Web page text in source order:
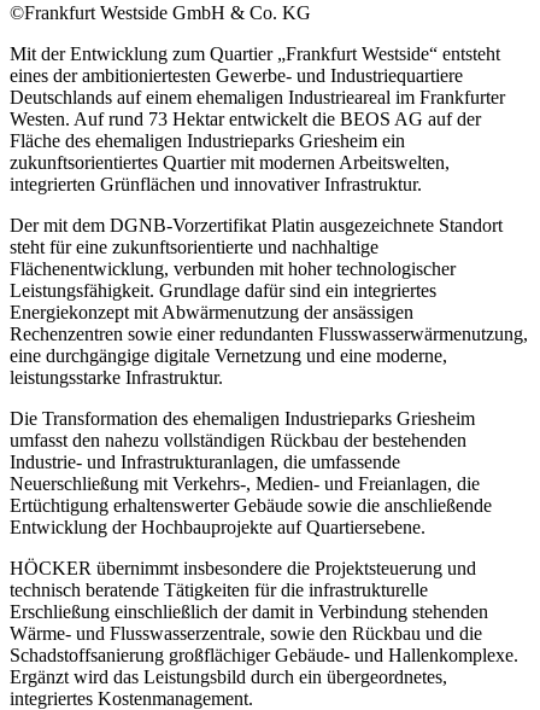
©Frankfurt Westside GmbH & Co. KG
Mit der Entwicklung zum Quartier „Frankfurt Westside“ entsteht
eines der ambitioniertesten Gewerbe- und Industriequartiere
Deutschlands auf einem ehemaligen Industrieareal im Frankfurter
Westen. Auf rund 73 Hektar entwickelt die BEOS AG auf der
Fläche des ehemaligen Industrieparks Griesheim ein
zukunftsorientiertes Quartier mit modernen Arbeitswelten,
integrierten Grünflächen und innovativer Infrastruktur.
Der mit dem DGNB-Vorzertifikat Platin ausgezeichnete Standort
steht für eine zukunftsorientierte und nachhaltige
Flächenentwicklung, verbunden mit hoher technologischer
Leistungsfähigkeit. Grundlage dafür sind ein integriertes
Energiekonzept mit Abwärmenutzung der ansässigen
Rechenzentren sowie einer redundanten Flusswasserwärmenutzung,
eine durchgängige digitale Vernetzung und eine moderne,
leistungsstarke Infrastruktur.
Die Transformation des ehemaligen Industrieparks Griesheim
umfasst den nahezu vollständigen Rückbau der bestehenden
Industrie- und Infrastrukturanlagen, die umfassende
Neuerschließung mit Verkehrs-, Medien- und Freianlagen, die
Ertüchtigung erhaltenswerter Gebäude sowie die anschließende
Entwicklung der Hochbauprojekte auf Quartiersebene.
HÖCKER übernimmt insbesondere die Projektsteuerung und
technisch beratende Tätigkeiten für die infrastrukturelle
Erschließung einschließlich der damit in Verbindung stehenden
Wärme- und Flusswasserzentrale, sowie den Rückbau und die
Schadstoffsanierung großflächiger Gebäude- und Hallenkomplexe.
Ergänzt wird das Leistungsbild durch ein übergeordnetes,
integriertes Kostenmanagement.